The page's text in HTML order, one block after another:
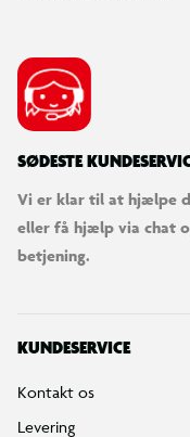
SØDESTE
Vi er klar til at hjælpe
eller få hjælp via chat
betjening.
KUNDESERVICE
Kontakt os
Levering